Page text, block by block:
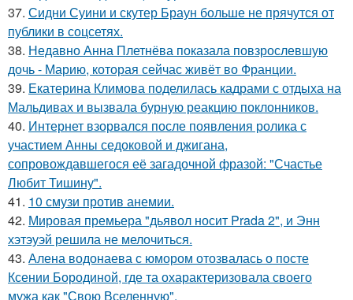
37. Сидни Суини и скутер Браун больше не прячутся от
публики в соцсетях.
38. Недавно Анна Плетнёва показала повзрослевшую
дочь - Марию, которая сейчас живёт во Франции.
39. Екатерина Климова поделилась кадрами с отдыха на
Мальдивах и вызвала бурную реакцию поклонников.
40. Интернет взорвался после появления ролика с
участием Анны седоковой и джигана,
сопровождавшегося её загадочной фразой: "Счастье
Любит Тишину".
41. 10 смузи против анемии.
42. Мировая премьера "дьявол носит Prada 2", и Энн
хэтэуэй решила не мелочиться.
43. Алена водонаева с юмором отозвалась о посте
Ксении Бородиной, где та охарактеризовала своего
мужа как "Свою Вселенную".